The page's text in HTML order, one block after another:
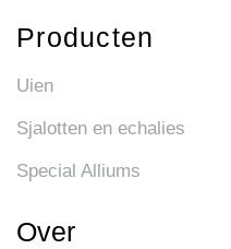
Producten
Uien
Sjalotten en echalies
Special Alliums
Over